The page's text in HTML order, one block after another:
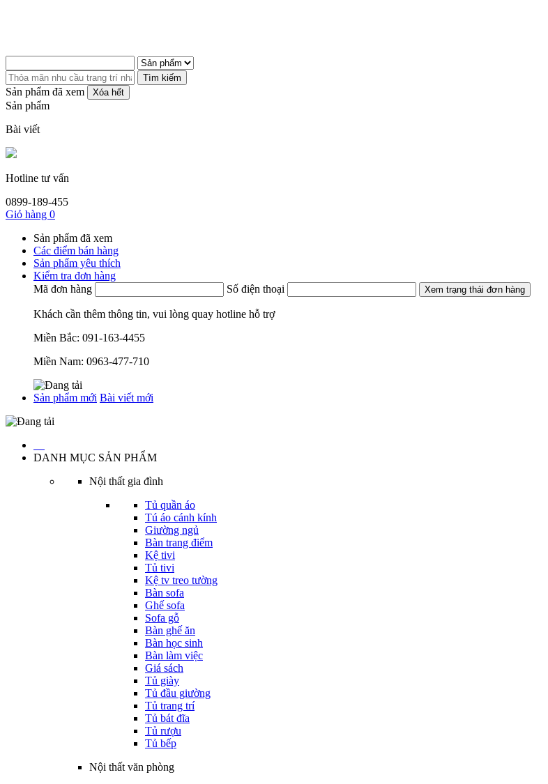
Tìm kiếm
Sản phẩm đã xem Xóa hết
Sản phẩm
Bài viết
Hotline tư vấn
0899-189-455
Giỏ hàng 0
Sản phẩm đã xem
Các điểm bán hàng
Sản phẩm yêu thích
Kiểm tra đơn hàng
Mã đơn hàng
Số điện thoại Xem trạng thái đơn hàng
Khách cần thêm thông tin, vui lòng quay hotline hỗ trợ
Miền Bắc: 091-163-4455
Miền Nam: 0963-477-710
Sản phẩm mới Bài viết mới
DANH MỤC SẢN PHẨM
Nội thất gia đình
Tủ quần áo
Tú áo cánh kính
Giường ngủ
Bàn trang điểm
Kệ tivi
Tủ tivi
Kệ tv treo tường
Bàn sofa
Ghế sofa
Sofa gỗ
Bàn ghế ăn
Bàn học sinh
Bàn làm việc
Giá sách
Tủ giày
Tủ đầu giường
Tủ trang trí
Tủ bát đĩa
Tủ rượu
Tủ bếp
Nội thất văn phòng